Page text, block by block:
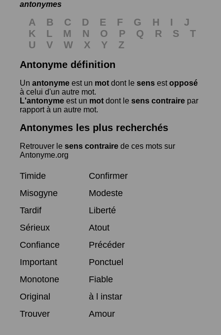
antonymes
A B C D E F G H I
J
K
L M N O P Q R S
T
U
V W X Y
Z
Antonyme définition
Un antonyme est un mot dont le sens estopposé
à celui d'un autre mot.
L'antonyme est un mot dont le sens contraire par
rapport à un autre mot.
Antonymes les plus recherchés
Retrouver le sens contraire de ces mots sur
Antonyme.org
Timide
Confirmer
Misogyne
Modeste
Tardif
Liberté
Sérieux
Atout
Confiance
Précéder
Important
Ponctuel
Monotone
Fiable
Original
à l instar
Trouver
Amour